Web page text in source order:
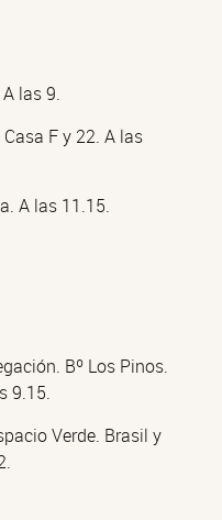
las 9.
F y 22. A las
A las 11.15.
Bº Los Pinos.
9.15.
Verde. Brasil y